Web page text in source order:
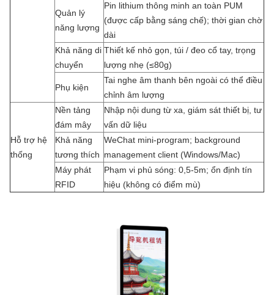
Quản lý
năng lượng
Pin lithium thông minh an toàn PUM
(được cấp bằng sáng chế); thời gian chờ
dài
Khả năng di
chuyển
Thiết kế nhỏ gọn, túi / đeo cổ tay, trọng
lượng nhẹ (≤80g)
Phụ kiện
Tai nghe âm thanh bên ngoài có thể điều
chỉnh âm lượng
Hỗ trợ hệ
thống
Nền tảng
đám mây
Nhập nội dung từ xa, giám sát thiết bị, tư
vấn dữ liệu
Khả năng
tương thích
WeChat mini-program; background
management client (Windows/Mac)
Máy phát
RFID
Phạm vi phủ sóng: 0,5-5m; ổn định tín
hiệu (không có điểm mù)